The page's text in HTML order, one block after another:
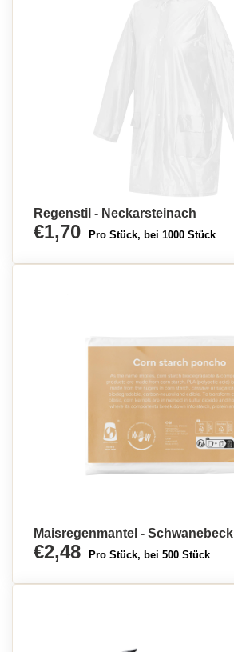
Regenstil - Neckarsteinach
€1,70 Pro Stück, bei 1000 Stück
Maisregenmantel - Schwanebeck
€2,48 Pro Stück, bei 500 Stück